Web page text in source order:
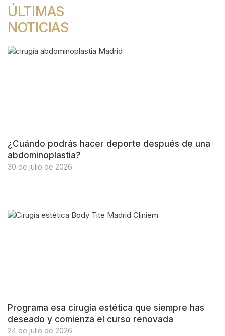
ÚLTIMAS
NOTICIAS
¿Cuándo podrás hacer deporte después de una
abdominoplastia?
30 de julio de 2026
Programa esa cirugía estética que siempre has
deseado y comienza el curso renovada
24 de julio de 2026